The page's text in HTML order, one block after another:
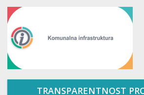
TRANSPARENTNOST